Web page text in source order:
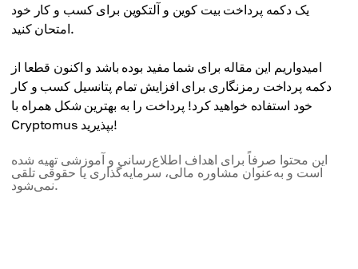
یک دکمه پرداخت بیت کوین و آلتکوین برای کسب و کار خود
امتحان کنید.
امیدواریم این مقاله برای شما مفید بوده باشد و اکنون قطعا از
دکمه پرداخت رمزنگاری برای افزایش تمام پتانسیل کسب و کار
خود استفاده خواهید کرد! پرداخت را به بهترین شکل همراه با
Cryptomus بپذیرید!
این محتوا صرفاً برای اهداف اطلاع‌رسانی و آموزشی تهیه شده
است و به‌عنوان مشاوره مالی، سرمایه‌گذاری یا حقوقی تلقی
نمی‌شود.